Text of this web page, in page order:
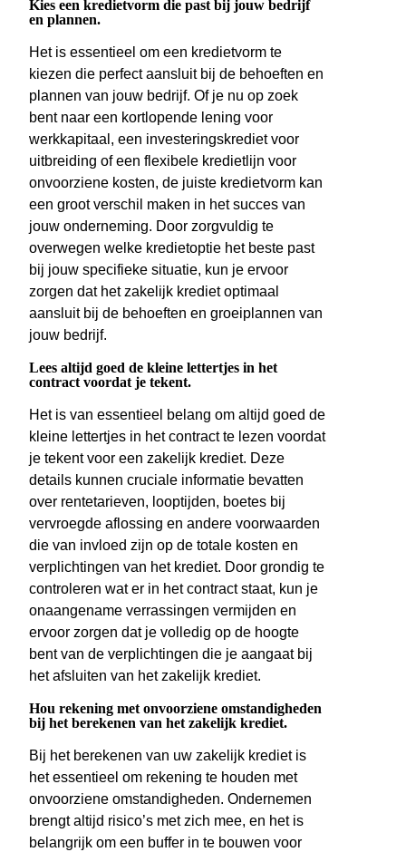
Kies een kredietvorm die past bij jouw bedrijf
en plannen.
Het is essentieel om een kredietvorm te
kiezen die perfect aansluit bij de behoeften en
plannen van jouw bedrijf. Of je nu op zoek
bent naar een kortlopende lening voor
werkkapitaal, een investeringskrediet voor
uitbreiding of een flexibele kredietlijn voor
onvoorziene kosten, de juiste kredietvorm kan
een groot verschil maken in het succes van
jouw onderneming. Door zorgvuldig te
overwegen welke kredietoptie het beste past
bij jouw specifieke situatie, kun je ervoor
zorgen dat het zakelijk krediet optimaal
aansluit bij de behoeften en groeiplannen van
jouw bedrijf.
Lees altijd goed de kleine lettertjes in het
contract voordat je tekent.
Het is van essentieel belang om altijd goed de
kleine lettertjes in het contract te lezen voordat
je tekent voor een zakelijk krediet. Deze
details kunnen cruciale informatie bevatten
over rentetarieven, looptijden, boetes bij
vervroegde aflossing en andere voorwaarden
die van invloed zijn op de totale kosten en
verplichtingen van het krediet. Door grondig te
controleren wat er in het contract staat, kun je
onaangename verrassingen vermijden en
ervoor zorgen dat je volledig op de hoogte
bent van de verplichtingen die je aangaat bij
het afsluiten van het zakelijk krediet.
Hou rekening met onvoorziene omstandigheden
bij het berekenen van het zakelijk krediet.
Bij het berekenen van uw zakelijk krediet is
het essentieel om rekening te houden met
onvoorziene omstandigheden. Ondernemen
brengt altijd risico’s met zich mee, en het is
belangrijk om een buffer in te bouwen voor